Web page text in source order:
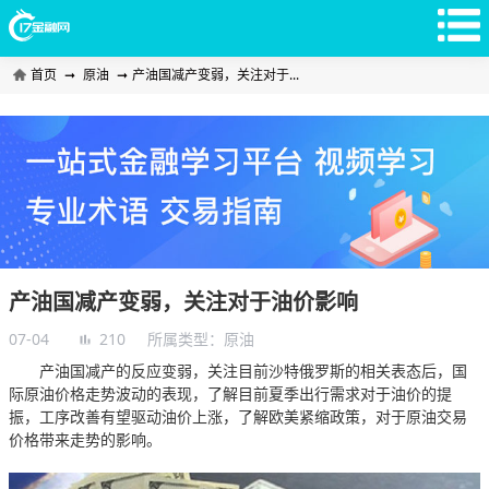
首页 ➞ 原油 ➞ 产油国减产变弱，关注对于...
产油国减产变弱，关注对于油价影响
07-04 210 所属类型： 原油
产油国减产的反应变弱，关注目前沙特俄罗斯的相关表态后，国
际原油价格走势波动的表现，了解目前夏季出行需求对于油价的提
振，工序改善有望驱动油价上涨，了解欧美紧缩政策，对于原油交易
价格带来走势的影响。